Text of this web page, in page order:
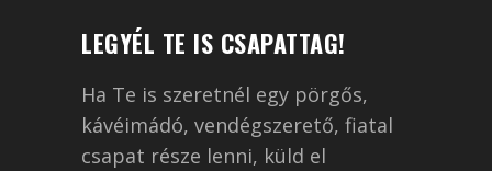
LEGYÉL TE IS CSAPATTAG!
Ha Te is szeretnél egy pörgős,
kávéimádó, vendégszerető, fiatal
csapat része lenni, küld el